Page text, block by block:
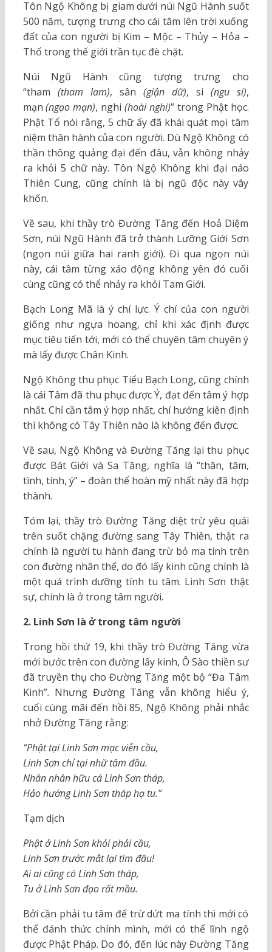
Tôn Ngộ Không bị giam dưới núi Ngũ Hành suốt
500 năm, tượng trưng cho cái tâm lên trời xuống
đất của con người bị Kim – Mộc – Thủy – Hỏa –
Thổ trong thế giới trần tục đè chặt.
Núi Ngũ Hành cũng tượng trưng cho
“tham (tham lam), sân (giận dữ), si (ngu si),
mạn(ngạo mạn), nghi (hoài nghi)” trong Phật học.
Phật Tổ nói rằng, 5 chữ ấy đã khái quát mọi tâm
niệm thân hành của con người. Dù Ngộ Không có
thần thông quảng đại đến đâu, vẫn không nhảy
ra khỏi 5 chữ này. Tôn Ngộ Không khi đại náo
Thiên Cung, cũng chính là bị ngũ độc này vây
khốn.
Về sau, khi thầy trò Đường Tăng đến Hoả Diệm
Sơn, núi Ngũ Hành đã trở thành Lưỡng Giới Sơn
(ngọn núi giữa hai ranh giới). Đi qua ngọn núi
này, cái tâm từng xáo động không yên đó cuối
cùng cũng có thể nhảy ra khỏi Tam Giới.
Bạch Long Mã là ý chí lực. Ý chí của con người
giống như ngựa hoang, chỉ khi xác định được
mục tiêu tiến tới, mới có thể chuyên tâm chuyên ý
mà lấy được Chân Kinh.
Ngộ Không thu phục Tiểu Bạch Long, cũng chính
là cái Tâm đã thu phục được Ý, đạt đến tâm ý hợp
nhất. Chỉ cần tâm ý hợp nhất, chí hướng kiên định
thì không có Tây Thiên nào là không đến được.
Về sau, Ngộ Không và Đường Tăng lại thu phục
được Bát Giới và Sa Tăng, nghĩa là “thân, tâm,
tình, tính, ý” – đoàn thể hoàn mỹ nhất này đã hợp
thành.
Tóm lại, thầy trò Đường Tăng diệt trừ yêu quái
trên suốt chặng đường sang Tây Thiên, thật ra
chính là người tu hành đang trừ bỏ ma tính trên
con đường nhân thế, do đó lấy kinh cũng chính là
một quá trình dưỡng tính tu tâm. Linh Sơn thật
sự, chính là ở trong tâm người.
2. Linh Sơn là ở trong tâm người
Trong hồi thứ 19, khi thầy trò Đường Tăng vừa
mới bước trên con đường lấy kinh, Ô Sào thiền sư
đã truyền thụ cho Đường Tăng một bộ “Đa Tâm
Kinh”. Nhưng Đường Tăng vẫn không hiểu ý,
cuối cùng mãi đến hồi 85, Ngộ Không phải nhắc
nhở Đường Tăng rằng:
“Phật tại Linh Sơn mạc viễn cầu,
Linh Sơn chỉ tại nhữ tâm đầu.
Nhân nhân hữu cá Linh Sơn tháp,
Hảo hướng Linh Sơn tháp hạ tu.”
Tạm dịch
Phật ở Linh Sơn khỏi phải cầu,
Linh Sơn trước mắt lại tìm đâu!
Ai ai cũng có Linh Sơn tháp,
Tu ở Linh Sơn đạo rất mầu.
Bởi cần phải tu tâm để trừ dứt ma tính thì mới có
thể đánh thức chính mình, mới có thể lĩnh ngộ
được Phật Pháp. Do đó, đến lúc này Đường Tăng